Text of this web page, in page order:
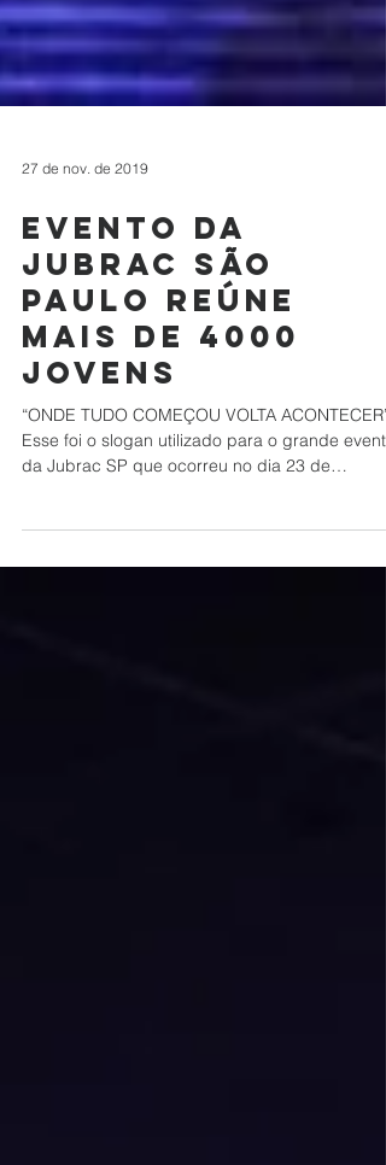
27 de nov. de 2019
Evento da
Jubrac São
Paulo reúne
mais de 4000
jovens
“ONDE TUDO COMEÇOU VOLTA ACONTECER”